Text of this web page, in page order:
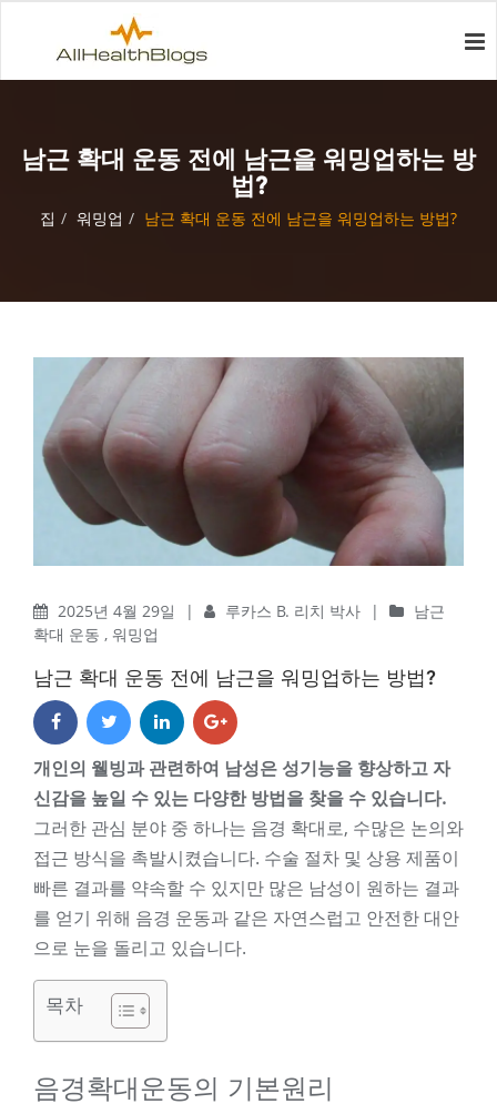
남근 확대 운동 전에 남근을 워밍업하는 방
법?
집 워밍업 남근 확대 운동 전에 남근을 워밍업하는 방법?
2025년 4월 29일 | 루카스 B. 리치 박사 |
남근
확대 운동 , 워밍업
남근 확대 운동 전에 남근을 워밍업하는 방법?
개인의 웰빙과 관련하여 남성은 성기능을 향상하고 자
신감을 높일 수 있는 다양한 방법을 찾을 수 있습니다.
그러한 관심 분야 중 하나는 음경 확대로, 수많은 논의와
접근 방식을 촉발시켰습니다. 수술 절차 및 상용 제품이
빠른 결과를 약속할 수 있지만 많은 남성이 원하는 결과
를 얻기 위해 음경 운동과 같은 자연스럽고 안전한 대안
으로 눈을 돌리고 있습니다.
목차
음경확대운동의 기본원리